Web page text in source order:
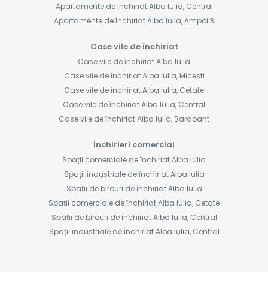
Apartamente de închiriat Alba Iulia, Central
Apartamente de închiriat Alba Iulia, Ampoi 3
Case vile de închiriat
Case vile de închiriat Alba Iulia
Case vile de închiriat Alba Iulia, Micesti
Case vile de închiriat Alba Iulia, Cetate
Case vile de închiriat Alba Iulia, Central
Case vile de închiriat Alba Iulia, Barabant
Închirieri comercial
Spații comerciale de închiriat Alba Iulia
Spații industriale de închiriat Alba Iulia
Spații de birouri de închiriat Alba Iulia
Spații comerciale de închiriat Alba Iulia, Cetate
Spații de birouri de închiriat Alba Iulia, Central
Spații industriale de închiriat Alba Iulia, Central